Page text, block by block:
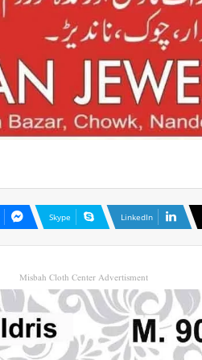
LinkedIn
Skype
Misbah Cloth Center Advertisment